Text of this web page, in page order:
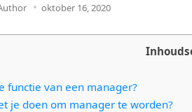
oktober 16, 2020
functie van een manager?
je doen om manager te worden?